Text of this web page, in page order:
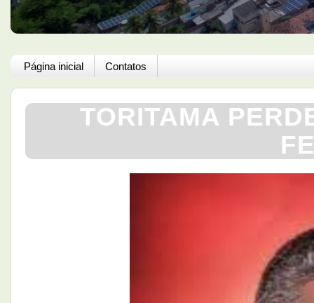
Página inicial Contatos
TORITAMA